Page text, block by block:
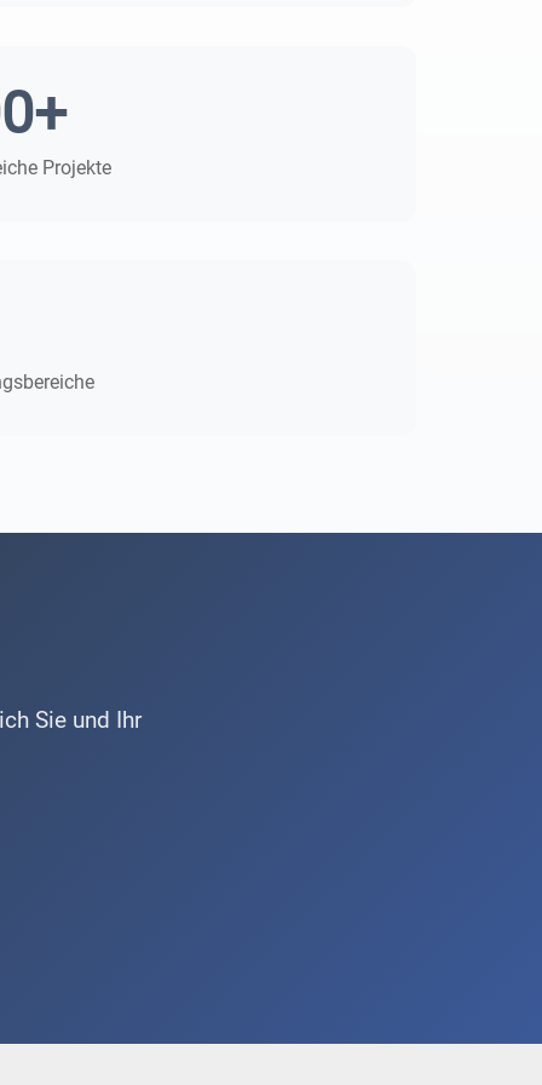
Projekte
Sie und Ihr